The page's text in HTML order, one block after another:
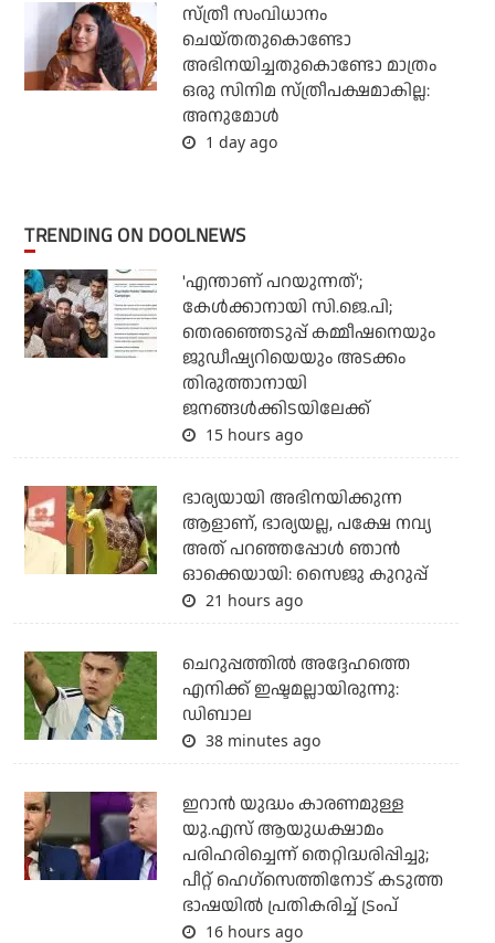
സ്ത്രീ സംവിധാനം
ചെയ്തതുകൊണ്ടോ
അഭിനയിച്ചതുകൊണ്ടോ മാത്രം
ഒരു സിനിമ സ്ത്രീപക്ഷമാകില്ല:
അനുമോൾ
1 day ago
TRENDING ON DOOLNEWS
'എന്താണ് പറയുന്നത്';
കേള്‍ക്കാനായി സി.ജെ.പി;
തെരഞ്ഞെടുപ്പ് കമ്മീഷനെയും
ജുഡീഷ്യറിയെയും അടക്കം
തിരുത്താനായി
ജനങ്ങള്‍ക്കിടയിലേക്ക്
15 hours ago
ഭാര്യയായി അഭിനയിക്കുന്ന
ആളാണ്, ഭാര്യയല്ല, പക്ഷേ നവ്യ
അത് പറഞ്ഞപ്പോള്‍ ഞാന്‍
ഓക്കെയായി: സൈജു കുറുപ്പ്
21 hours ago
ചെറുപ്പത്തില്‍ അദ്ദേഹത്തെ
എനിക്ക് ഇഷ്ടമല്ലായിരുന്നു:
ഡിബാല
38 minutes ago
ഇറാന്‍ യുദ്ധം കാരണമുള്ള
യു.എസ് ആയുധക്ഷാമം
പരിഹരിച്ചെന്ന് തെറ്റിദ്ധരിപ്പിച്ചു;
പീറ്റ് ഹെഗ്‌സെത്തിനോട് കടുത്ത
ഭാഷയില്‍ പ്രതികരിച്ച് ട്രംപ്
16 hours ago